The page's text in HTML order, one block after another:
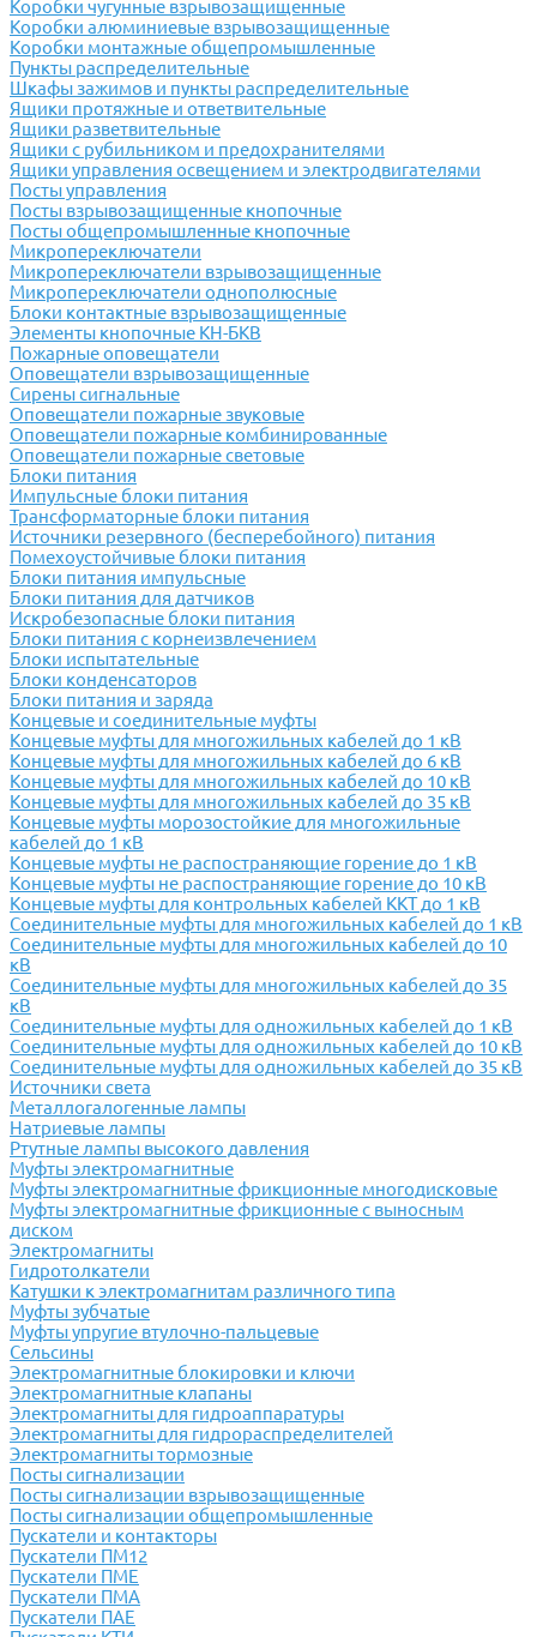
Коробки чугунные взрывозащищенные
Коробки алюминиевые взрывозащищенные
Коробки монтажные общепромышленные
Пункты распределительные
Шкафы зажимов и пункты распределительные
Ящики протяжные и ответвительные
Ящики разветвительные
Ящики с рубильником и предохранителями
Ящики управления освещением и электродвигателями
Посты управления
Посты взрывозащищенные кнопочные
Посты общепромышленные кнопочные
Микропереключатели
Микропереключатели взрывозащищенные
Микропереключатели однополюсные
Блоки контактные взрывозащищенные
Элементы кнопочные КН-БКВ
Пожарные оповещатели
Оповещатели взрывозащищенные
Сирены сигнальные
Оповещатели пожарные звуковые
Оповещатели пожарные комбинированные
Оповещатели пожарные световые
Блоки питания
Импульсные блоки питания
Трансформаторные блоки питания
Источники резервного (бесперебойного) питания
Помехоустойчивые блоки питания
Блоки питания импульсные
Блоки питания для датчиков
Искробезопасные блоки питания
Блоки питания с корнеизвлечением
Блоки испытательные
Блоки конденсаторов
Блоки питания и заряда
Концевые и соединительные муфты
Концевые муфты для многожильных кабелей до 1 кВ
Концевые муфты для многожильных кабелей до 6 кВ
Концевые муфты для многожильных кабелей до 10 кВ
Концевые муфты для многожильных кабелей до 35 кВ
Концевые муфты морозостойкие для многожильные
кабелей до 1 кВ
Концевые муфты не распостраняющие горение до 1 кВ
Концевые муфты не распостраняющие горение до 10 кВ
Концевые муфты для контрольных кабелей ККТ до 1 кВ
Соединительные муфты для многожильных кабелей до 1 кВ
Соединительные муфты для многожильных кабелей до 10
кВ
Соединительные муфты для многожильных кабелей до 35
кВ
Соединительные муфты для одножильных кабелей до 1 кВ
Соединительные муфты для одножильных кабелей до 10 кВ
Соединительные муфты для одножильных кабелей до 35 кВ
Источники света
Металлогалогенные лампы
Натриевые лампы
Ртутные лампы высокого давления
Муфты электромагнитные
Муфты электромагнитные фрикционные многодисковые
Муфты электромагнитные фрикционные с выносным
диском
Электромагниты
Гидротолкатели
Катушки к электромагнитам различного типа
Муфты зубчатые
Муфты упругие втулочно-пальцевые
Сельсины
Электромагнитные блокировки и ключи
Электромагнитные клапаны
Электромагниты для гидроаппаратуры
Электромагниты для гидрораспределителей
Электромагниты тормозные
Посты сигнализации
Посты сигнализации взрывозащищенные
Посты сигнализации общепромышленные
Пускатели и контакторы
Пускатели ПМ12
Пускатели ПМЕ
Пускатели ПМА
Пускатели ПАЕ